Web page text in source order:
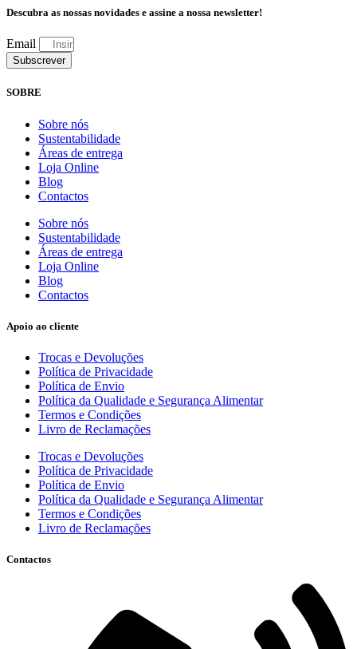
Descubra as nossas novidades e assine a nossa newsletter!
Email
Subscrever
SOBRE
Sobre nós
Sustentabilidade
Áreas de entrega
Loja Online
Blog
Contactos
Sobre nós
Sustentabilidade
Áreas de entrega
Loja Online
Blog
Contactos
Apoio ao cliente
Trocas e Devoluções
Política de Privacidade
Política de Envio
Política da Qualidade e Segurança Alimentar
Termos e Condições
Livro de Reclamações
Trocas e Devoluções
Política de Privacidade
Política de Envio
Política da Qualidade e Segurança Alimentar
Termos e Condições
Livro de Reclamações
Contactos